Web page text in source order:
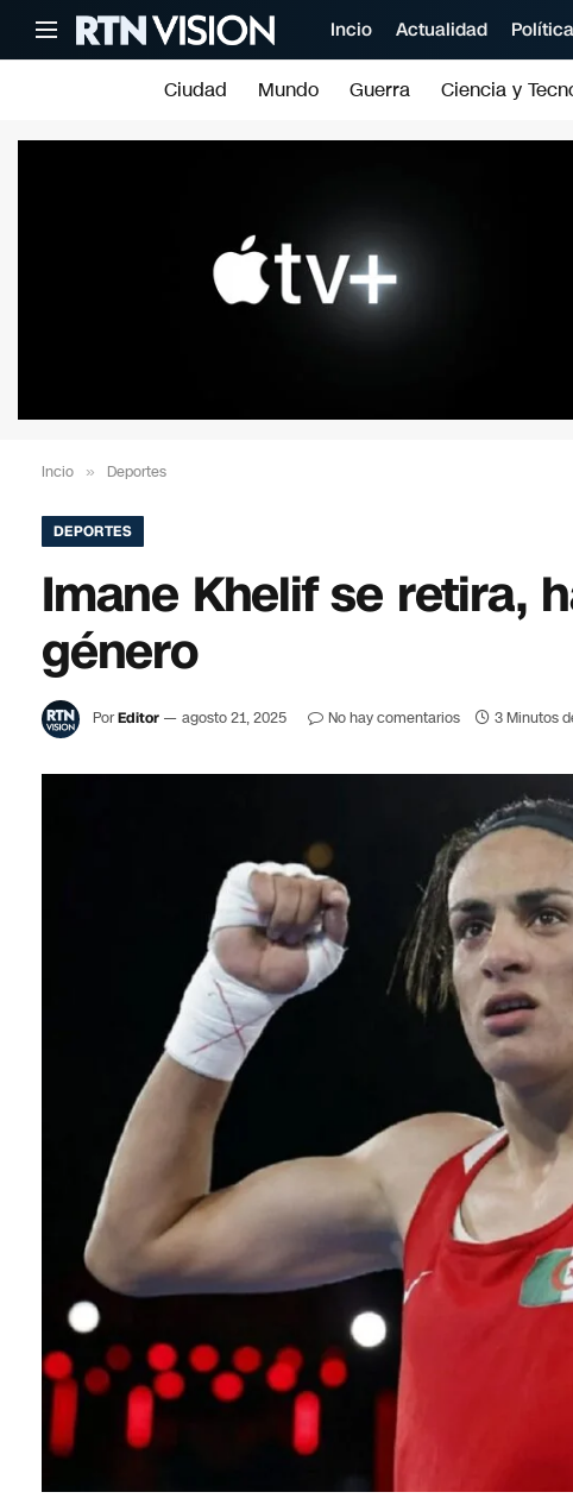
Incio Actualidad Política
Ciudad Mundo Guerra Ciencia y
Incio » Deportes
DEPORTES
Imane Khelif se retira,
género
PorEditor agosto 21, 2025 No hay comentarios 3 Minutos